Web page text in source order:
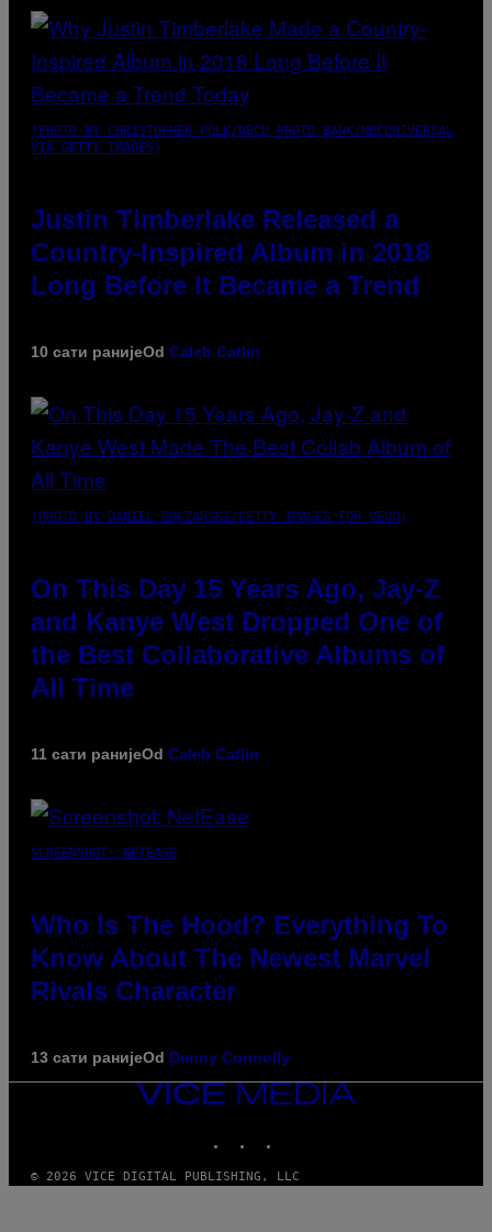
(PHOTO BY CHRISTOPHER POLK/NBCU PHOTO BANK/NBCUNIVERSAL
VIA GETTY IMAGES)
Justin Timberlake Released a
Country-Inspired Album in 2018
Long Before It Became a Trend
10 сати ранијеOd Caleb Catlin
(PHOTO BY DANIEL BOCZARSKI/GETTY IMAGES FOR VEVO)
On This Day 15 Years Ago, Jay-Z
and Kanye West Dropped One of
the Best Collaborative Albums of
All Time
11 сати ранијеOd Caleb Catlin
SCREENSHOT: NETEASE
Who Is The Hood? Everything To
Know About The Newest Marvel
Rivals Character
13 сати ранијеOd Denny Connolly
VICE
MEDIA
© 2026 VICE DIGITAL PUBLISHING, LLC